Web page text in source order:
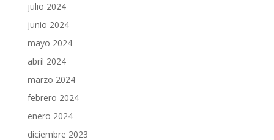
julio 2024
junio 2024
mayo 2024
abril 2024
marzo 2024
febrero 2024
enero 2024
diciembre 2023